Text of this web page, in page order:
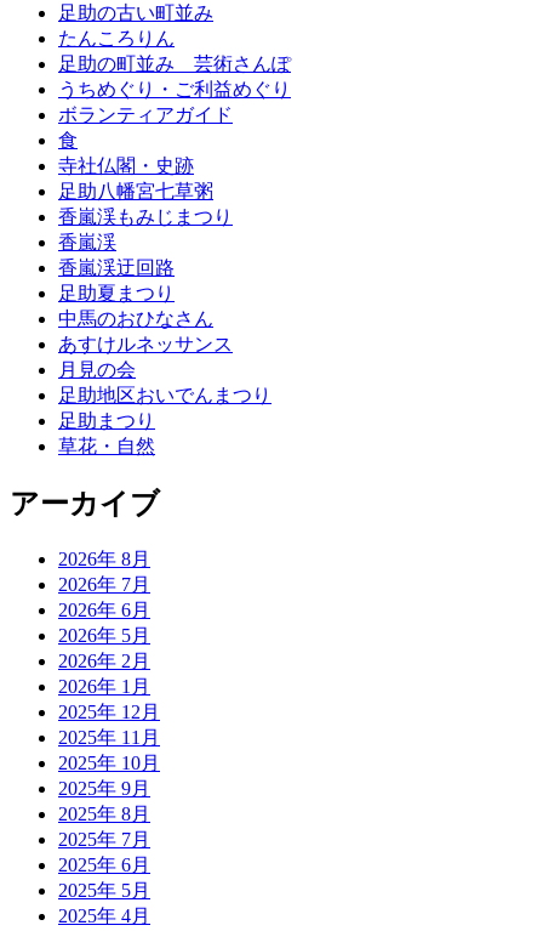
足助の古い町並み
たんころりん
足助の町並み 芸術さんぽ
うちめぐり・ご利益めぐり
ボランティアガイド
食
寺社仏閣・史跡
足助八幡宮七草粥
香嵐渓もみじまつり
香嵐渓
香嵐渓迂回路
足助夏まつり
中馬のおひなさん
あすけルネッサンス
月見の会
足助地区おいでんまつり
足助まつり
草花・自然
アーカイブ
2026年 8月
2026年 7月
2026年 6月
2026年 5月
2026年 2月
2026年 1月
2025年 12月
2025年 11月
2025年 10月
2025年 9月
2025年 8月
2025年 7月
2025年 6月
2025年 5月
2025年 4月